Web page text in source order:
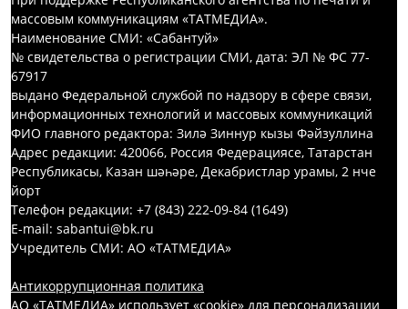
массовым коммуникациям «ТАТМЕДИА».
Наименование СМИ: «Сабантуй»
№ свидетельства о регистрации СМИ, дата: ЭЛ № ФС 77-
67917
выдано Федеральной службой по надзору в сфере связи,
информационных технологий и массовых коммуникаций
ФИО главного редактора: Зилә Зиннур кызы Фәйзуллина
Адрес редакции: 420066, Россия Федерациясе, Татарстан
Республикасы, Казан шәһәре, Декабристлар урамы, 2 нче
йорт
Телефон редакции: +7 (843) 222-09-84 (1649)
E-mail: sabantui@bk.ru
Учредитель СМИ: АО «ТАТМЕДИА»
Антикоррупционная политика
АО «ТАТМЕДИА» использует «cookie» для персонализации